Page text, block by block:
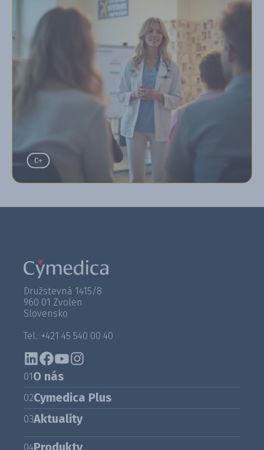
Družstevná 1415/8
960 01 Zvolen
Slovensko
Tel.: +421 45 540 00 40
01O nás
02Cymedica Plus
03Aktuality
04Produkty